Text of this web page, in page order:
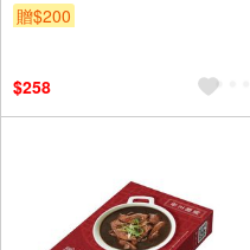
贈$200
$258